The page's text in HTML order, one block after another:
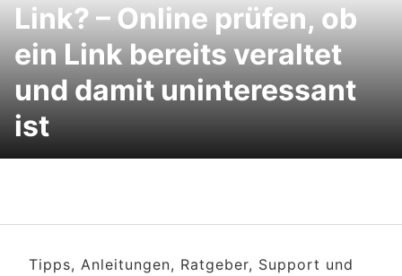
Link? – Online prüfen, ob
ein Link bereits veraltet
und damit uninteressant
ist
Tipps, Anleitungen, Ratgeber, Support und